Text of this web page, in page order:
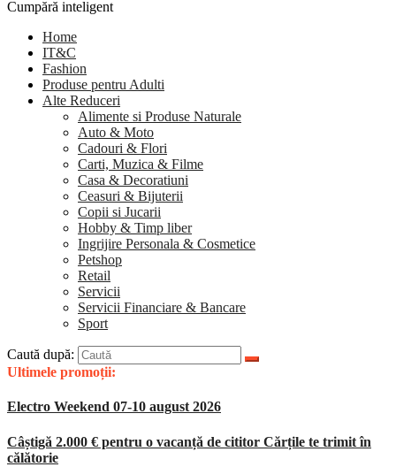
Cumpără inteligent
Home
IT&C
Fashion
Produse pentru Adulti
Alte Reduceri
Alimente si Produse Naturale
Auto & Moto
Cadouri & Flori
Carti, Muzica & Filme
Casa & Decoratiuni
Ceasuri & Bijuterii
Copii si Jucarii
Hobby & Timp liber
Ingrijire Personala & Cosmetice
Petshop
Retail
Servicii
Servicii Financiare & Bancare
Sport
Caută după:
Ultimele promoții:
Electro Weekend 07-10 august 2026
Câștigă 2.000 € pentru o vacanță de cititor Cărțile te trimit în
călătorie